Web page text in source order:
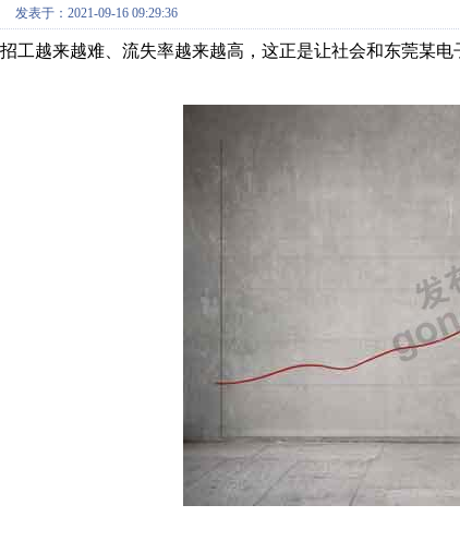
发表于：2021-09-16 09:29:36
招工越来越难、流失率越来越高，这正是让社会和东莞某